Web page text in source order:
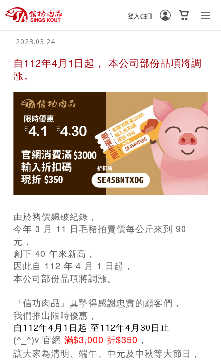
登入/註冊
2023.03.24
自112年4月1日起， 本公司部份品項將調
漲。
由於豬價飆破紀錄，
今年 3 月 11 日毛豬拍賣價每公斤來到 90
元，
創下 40 年來新高，
因此自 112 年 4 月 1 日起，
本公司部份品項將調漲。
『信功肉品』真摯得感謝忠實的顧客們，
我們推出限時優惠，
自112年4月1日起 至112年4月30日止
(^_^)v 官網 滿$3,000 折$350 ，
讓大家為清明、端午、中元及中秋等大節日，